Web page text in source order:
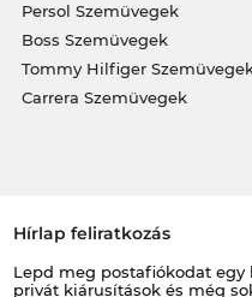
Persol Szemüvegek
Boss Szemüvegek
Tommy Hilfiger
Carrera Szemüvegek
Hírlap feliratkozás
Lepd meg postafiókodat egy
privát kiárusítások és még